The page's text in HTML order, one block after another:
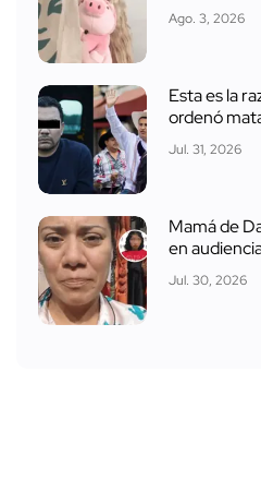
Ago. 3, 2026
Esta es la
ordenó
Jul. 31, 2026
Mamá de
en
Jul. 30, 2026